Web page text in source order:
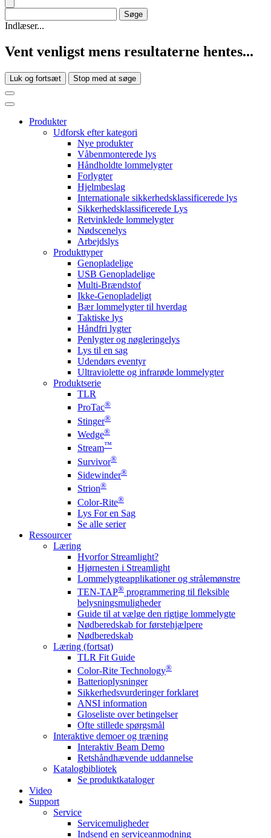
Indlæser...
Vent venligst mens resultaterne hentes...
Luk og fortsæt Stop med at søge
Produkter
Udforsk efter kategori
Nye produkter
Våbenmonterede lys
Håndholdte lommelygter
Forlygter
Hjelmbeslag
Internationale sikkerhedsklassificerede lys
Sikkerhedsklassificerede Lys
Retvinklede lommelygter
Nødscenelys
Arbejdslys
Produkttyper
Genopladelige
USB Genopladelige
Multi-Brændstof
Ikke-Genopladeligt
Bær lommelygter til hverdag
Taktiske lys
Håndfri lygter
Penlygter og nøgleringelys
Lys til en sag
Udendørs eventyr
Ultraviolette og infrarøde lommelygter
Produktserie
TLR
ProTac®
Stinger®
Wedge®
Stream™
Survivor®
Sidewinder®
Strion®
Color-Rite®
Lys For en Sag
Se alle serier
Ressourcer
Læring
Hvorfor Streamlight?
Hjørnesten i Streamlight
Lommelygteapplikationer og strålemønstre
TEN-TAP® programmering til fleksible
belysningsmuligheder
Guide til at vælge den rigtige lommelygte
Nødberedskab for førstehjælpere
Nødberedskab
Læring (fortsat)
TLR Fit Guide
Color-Rite Technology®
Batterioplysninger
Sikkerhedsvurderinger forklaret
ANSI information
Gloseliste over betingelser
Ofte stillede spørgsmål
Interaktive demoer og træning
Interaktiv Beam Demo
Retshåndhævende uddannelse
Katalogbibliotek
Se produktkataloger
Video
Support
Service
Servicemuligheder
Indsend en serviceanmodning